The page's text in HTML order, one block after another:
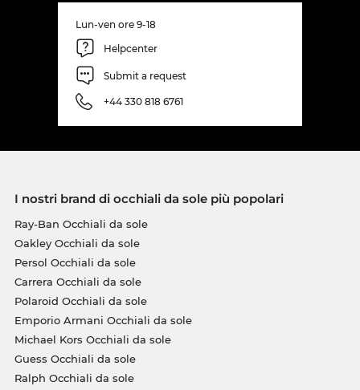
Lun-ven ore 9-18
Helpcenter
Submit a request
+44 330 818 6761
I nostri brand di occhiali da sole più popolari
Ray-Ban Occhiali da sole
Oakley Occhiali da sole
Persol Occhiali da sole
Carrera Occhiali da sole
Polaroid Occhiali da sole
Emporio Armani Occhiali da sole
Michael Kors Occhiali da sole
Guess Occhiali da sole
Ralph Occhiali da sole